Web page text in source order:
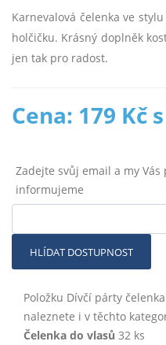
​Karnevalová čelenka ve
holčičku. Krásný doplněk
jen tak pro radost.
Cena: 179 Kč
Zadejte svůj email a my
informujeme
HLÍDAT DOSTUPNOST
Položku Dívčí párty
naleznete i v těchto
Čelenka do vlasů 32 ks